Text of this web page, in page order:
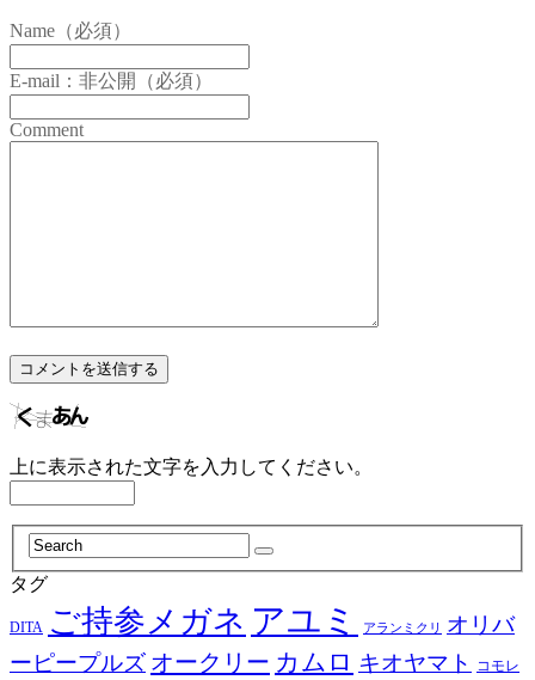
Name（必須）
E-mail：非公開（必須）
Comment
上に表示された文字を入力してください。
タグ
DITA ご持参メガネ アユミ アランミクリ
オリバ
ーピープルズ オークリー カムロ キオヤマト
コモレ